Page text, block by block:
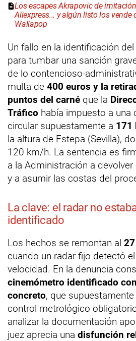
Los escapes Akrapovic de
Aliexpress... y algún listo los vende
Wallapop
Un fallo en la identificación
para tumbar una sanción
de lo contencioso-
multa de 400 euros y la
puntos del carné que la
Tráfico había impuesto a una
circular supuestamente a 171
la altura de Estepa (Sevilla),
120 km/h. La sentencia es
a la Administración a
y a asumir las costas del
La clave: el radar no
identificado
Los hechos se remontan al
cuando un radar fijo detectó
velocidad. En la denuncia
cinemómetro identificado
concreto, que
control metrológico
analizar la documentación
juez aprecia una disfunción